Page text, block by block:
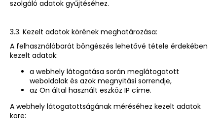
szolgáló adatok gyűjtéséhez.
3.3. Kezelt adatok körének meghatározása:
A felhasználóbarát böngészés lehetővé tétele érdekében
kezelt adatok:
a webhely látogatása során meglátogatott
weboldalak és azok megnyitási sorrendje,
az Ön által használt eszköz IP címe.
A webhely látogatottságának méréséhez kezelt adatok
köre: